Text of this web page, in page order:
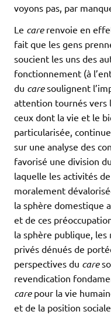
voyons pas, par
Le carerenvoie en
fait que les gens
soucient les uns des
fonctionnement (à
du caresoulignent
attention tournés vers
ceux dont la vie et le
particularisée,
sur une analyse des
favorisé une division
laquelle les activités
moralement
la sphère domestique
et de ces
la sphère publique,
privés dénués de
perspectives du care
revendication
carepour la vie
et de la position